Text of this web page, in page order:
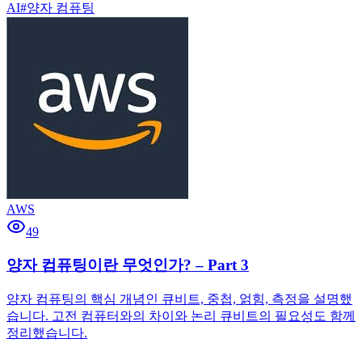
AI#양자 컴퓨팅
AWS
49
양자 컴퓨팅이란 무엇인가? – Part 3
양자 컴퓨팅의 핵심 개념인 큐비트, 중첩, 얽힘, 측정을 설명했
습니다. 고전 컴퓨터와의 차이와 논리 큐비트의 필요성도 함께
정리했습니다.